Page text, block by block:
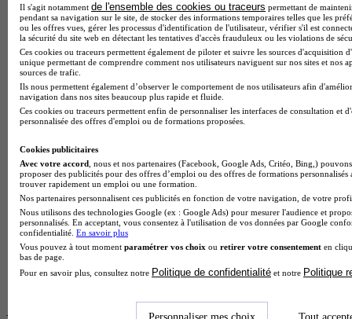
BTS Esf en alternance
BTS Dietetique en alternance
BTS Mco en alternance
BTS Pi en alternance
BTS Sp3s en alternance
Master CCA en alternance
BTS Ndrc en alternance
BTS Sam en alternance
BTS Sio en alternance
MSc Marketing Digital en alternance
BTS Gpme en alternance
Cap Electricien en alternance
BTS Gpn en alternance
BTS Domotique en alternance
BAC Pro Agora en alternance
BTS Sta en alternance
BTS Iris en alternance
BTS Tpl en alternance
Il s'agit notamment de l'ensemble des cookies ou traceurs permettant de
pendant sa navigation sur le site, de stocker des informations temporaires telles que les
ou les offres vues, gérer les processus d'identification de l'utilisateur, vérifier s'il est
la sécurité du site web en détectant les tentatives d'accès frauduleux ou les violations de
Ces cookies ou traceurs permettent également de piloter et suivre les sources d'acquisition
unique permettant de comprendre comment nos utilisateurs naviguent sur nos sites et nos
sources de trafic.
Ils nous permettent également d’observer le comportement de nos utilisateurs afin
navigation dans nos sites beaucoup plus rapide et fluide.
Ces cookies ou traceurs permettent enfin de personnaliser les interfaces de consultation et
personnalisée des offres d'emploi ou de formations proposées.
Cookies publicitaires
Avec votre accord , nous et nos partenaires (Facebook, Google Ads, Critéo, Bing,)
proposer des publicités pour des offres d’emploi ou des offres de formations
trouver rapidement un emploi ou une formation.
Nos partenaires personnalisent ces publicités en fonction de votre navigation, de votre
Nous utilisons des technologies Google (ex : Google Ads) pour mesurer l'audience et
personnalisés. En acceptant, vous consentez à l'utilisation de vos données par Google
confidentialité. En savoir plus
Vous pouvez à tout moment paramétrer vos choix ou retirer votre consentement en
bas de page.
Pour en savoir plus, consultez notre Politique de confidentialité et notre Politique